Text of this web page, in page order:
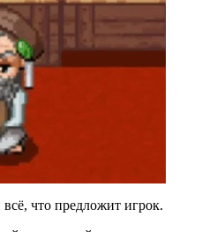
что предложит игрок.